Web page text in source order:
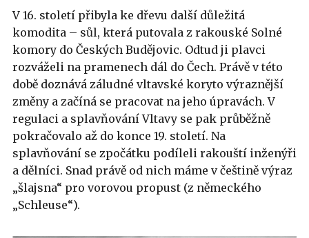
V 16. století přibyla ke dřevu další důležitá
komodita – sůl, která putovala z rakouské Solné
komory do Českých Budějovic. Odtud ji plavci
rozváželi na pramenech dál do Čech. Právě v této
době doznává záludné vltavské koryto výraznější
změny a začíná se pracovat na jeho úpravách. V
regulaci a splavňování Vltavy se pak průběžně
pokračovalo až do konce 19. století. Na
splavňování se zpočátku podíleli rakouští inženýři
a dělníci. Snad právě od nich máme v češtině výraz
„šlajsna“ pro vorovou propust (z německého
„Schleuse“).